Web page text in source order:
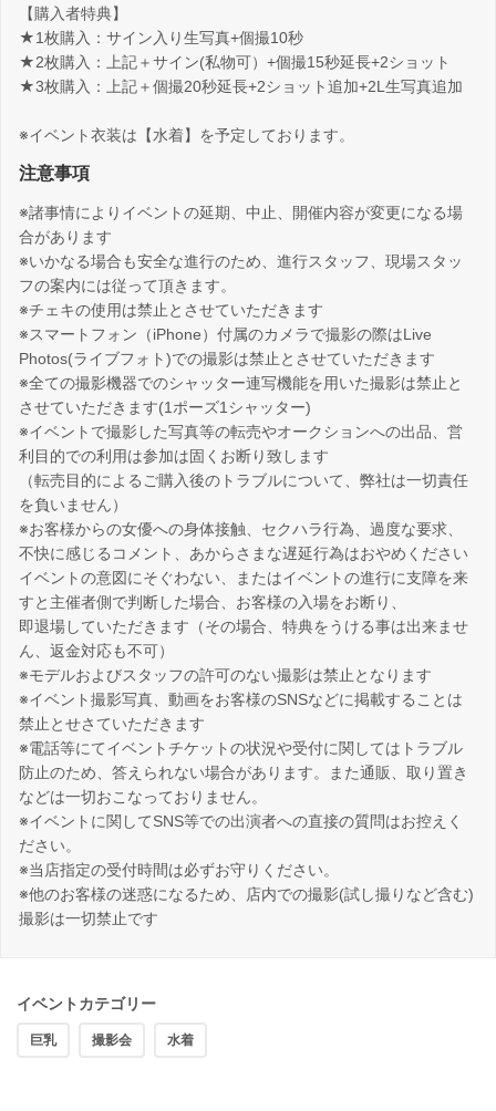
【購入者特典】
★1枚購入：サイン入り生写真+個撮10秒
★2枚購入：上記＋サイン(私物可）+個撮15秒延長+2ショット
★3枚購入：上記＋個撮20秒延長+2ショット追加+2L生写真追加
※イベント衣装は【水着】を予定しております。
注意事項
※諸事情によりイベントの延期、中止、開催内容が変更になる場
合があります
※いかなる場合も安全な進行のため、進行スタッフ、現場スタッ
フの案内には従って頂きます。
※チェキの使用は禁止とさせていただきます
※スマートフォン（iPhone）付属のカメラで撮影の際はLive
Photos(ライブフォト)での撮影は禁止とさせていただきます
※全ての撮影機器でのシャッター連写機能を用いた撮影は禁止と
させていただきます(1ポーズ1シャッター)
※イベントで撮影した写真等の転売やオークションへの出品、営
利目的での利用は参加は固くお断り致します
（転売目的によるご購入後のトラブルについて、弊社は一切責任
を負いません）
※お客様からの女優への身体接触、セクハラ行為、過度な要求、
不快に感じるコメント、あからさまな遅延行為はおやめください
イベントの意図にそぐわない、またはイベントの進行に支障を来
すと主催者側で判断した場合、お客様の入場をお断り、
即退場していただきます（その場合、特典をうける事は出来ませ
ん、返金対応も不可）
※モデルおよびスタッフの許可のない撮影は禁止となります
※イベント撮影写真、動画をお客様のSNSなどに掲載することは
禁止とせさていただきます
※電話等にてイベントチケットの状況や受付に関してはトラブル
防止のため、答えられない場合があります。また通販、取り置き
などは一切おこなっておりません。
※イベントに関してSNS等での出演者への直接の質問はお控えく
ださい。
※当店指定の受付時間は必ずお守りください。
※他のお客様の迷惑になるため、店内での撮影(試し撮りなど含む)
撮影は一切禁止です
イベントカテゴリー
巨乳 撮影会 水着